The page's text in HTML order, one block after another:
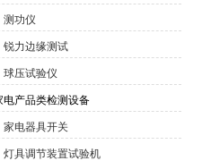
测功仪
锐力边缘测试
球压试验仪
电产品类检测设备
家电器具开关
灯具调节装置试验机